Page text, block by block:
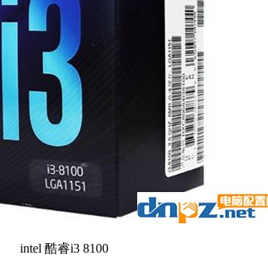
intel 酷睿i3 8100